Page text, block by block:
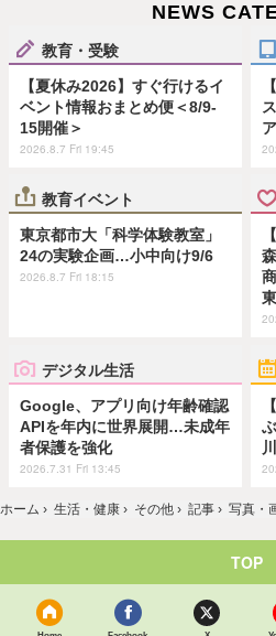
NEWS
教育・受験
【夏休み2026】すぐ行けるイ
ベント情報おまとめ便＜8/9-
15開催＞
2026.8.7 Fri 19:45
教育イベント
東京都市大「科学体験教室」
24の実験企画…小中向け9/6
2026.8.7 Fri 18:15
デジタル生活
Google、アプリ向け年齢確認
APIを年内に世界展開…未成年
者保護を強化
2026.7.31 Fri 13:45
ホーム › 生活・健康 › その他 › 記事 › 写真・
TOP